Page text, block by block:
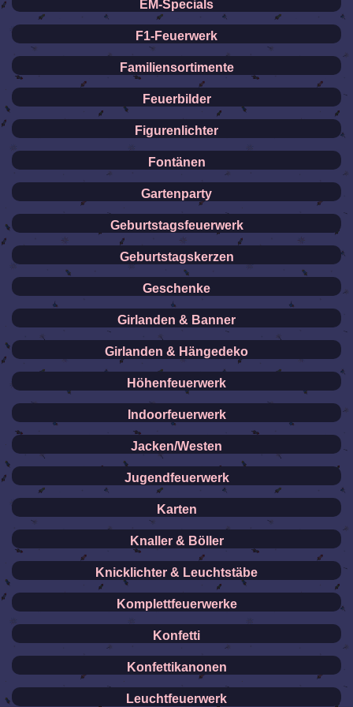
EM-Specials
F1-Feuerwerk
Familiensortimente
Feuerbilder
Figurenlichter
Fontänen
Gartenparty
Geburtstagsfeuerwerk
Geburtstagskerzen
Geschenke
Girlanden & Banner
Girlanden & Hängedeko
Höhenfeuerwerk
Indoorfeuerwerk
Jacken/Westen
Jugendfeuerwerk
Karten
Knaller & Böller
Knicklichter & Leuchtstäbe
Komplettfeuerwerke
Konfetti
Konfettikanonen
Leuchtfeuerwerk